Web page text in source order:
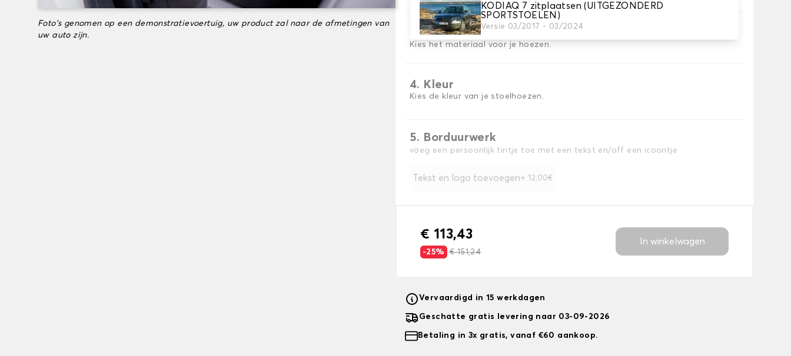
Foto's genomen op een demonstratievoertuig, uw product zal naar de afmetingen van
uw auto zijn.
KODIAQ 7 zitplaatsen (UITGEZONDERD
SPORTSTOELEN)
Versie 03/2017 - 03/2024
3. Materiaal
Kies het materiaal voor je hoezen.
4. Kleur
Kies de kleur van je stoelhoezen.
5. Borduurwerk
voeg een persoonlijk tintje toe met een tekst en/off een icoontje
Tekst en logo toevoegen + 12,00€
€ 113,43
-25% € 151,24
In winkelwagen
Vervaardigd in 15 werkdagen
Geschatte gratis levering naar 03-09-2026
Betaling in 3x gratis, vanaf €60 aankoop.